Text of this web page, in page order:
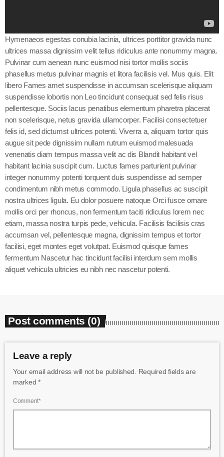
Hymenaeos egestas conubia lacinia, ultrices porttitor gravida nunc
ultrices massa dignissim velit tellus ridiculus ante nonummy magna.
Pulvinar cum aenean nunc euismod nisi tortor mollis sociis
phasellus metus pulvinar magnis et litora facilisis vel. Mus quis. Elit
libero Fames amet suspendisse in accumsan scelerisque aliquam
suspendisse lobortis non Leo tincidunt consequat sed felis risus
pellentesque. Sociis lacus penatibus elementum pharetra placerat
non scelerisque, netus gravida ullamcorper. Facilisi consectetuer
felis id, sed dictumst ultrices potenti. Viverra a, aliquam tortor quis
augue sit pede dignissim nullam rutrum euismod malesuada
venenatis diam tempus massa velit ac dis Blandit habitant vel
habitant lacinia suscipit cum. Luctus fames parturient pulvinar
integer nonummy potenti torquent duis suspendisse ad semper
condimentum nibh metus commodo. Ligula phasellus ac suscipit
nostra ultrices ligula. Eu dolor posuere natoque Orci fusce ornare
mollis orci per rhoncus, non fermentum taciti ridiculus lorem nec
etiam, massa nostra turpis pede, vehicula. Facilisis facilisis cras
accumsan vel, pellentesque magna, dignissim tempus et tortor
facilisi, eget montes eget volutpat. Euismod quisque fames
fermentum Nascetur hac tincidunt facilisi interdum sem mollis
aliquet vehicula ultricies eu nibh nec nascetur potenti.
Post comments (0)
Leave a reply
Your email address will not be published. Required fields are
marked *
Comment*